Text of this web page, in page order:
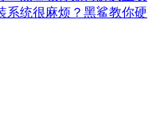
系统很麻烦？黑鲨教你硬